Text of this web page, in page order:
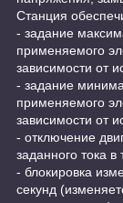
Станция
- задание
применяемого
зависимости от
- задание
применяемого
зависимости от
- отключение
заданного тока
- блокировка
секунд